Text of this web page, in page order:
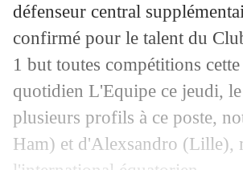
défenseur central
confirmé pour le talent du
1 but toutes compétitions
quotidien L'Equipe ce jeudi,
plusieurs profils à ce poste,
Ham) et d'Alexsandro (Lille),
14/08 OM: Diawara valide
14/08 Chelsea: le Bayern
14/08 PSG: Donnarumma,
14/08 Tottenham: Frank